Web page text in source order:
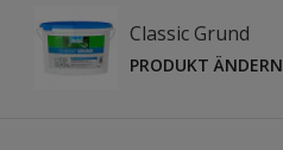
Classic Grund
PRODUKT ÄNDERN